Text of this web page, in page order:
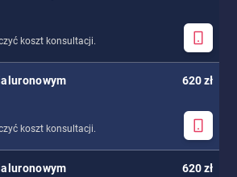
koszt konsultacji.
koszt konsultacji.
620 zł
620 zł